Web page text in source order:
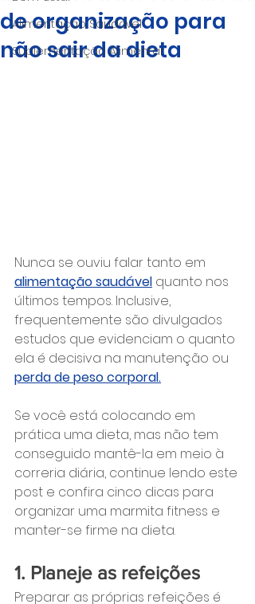
Alimentação Saudável
Suplementação Alimentar
de organização para
não sair da dieta
Nunca se ouviu falar tanto em
alimentação saudável quanto nos
últimos tempos. Inclusive,
frequentemente são divulgados
estudos que evidenciam o quanto
ela é decisiva na manutenção ou
perda de peso corporal.
Se você está colocando em
prática uma dieta, mas não tem
conseguido mantê-la em meio à
correria diária, continue lendo este
post e confira cinco dicas para
organizar uma marmita fitness e
manter-se firme na dieta.
1. Planeje as refeições
Preparar as próprias refeições é